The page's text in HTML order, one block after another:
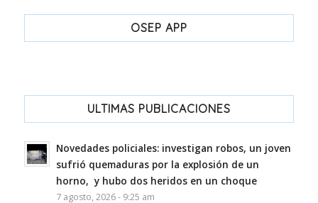
OSEP APP
ULTIMAS PUBLICACIONES
Novedades policiales: investigan robos, un joven
sufrió quemaduras por la explosión de un
horno, y hubo dos heridos en un choque
7 agosto, 2026 - 9:25 am